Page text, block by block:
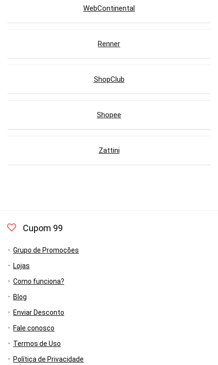
WebContinental
Renner
ShopClub
Shopee
Zattini
Cupom 99
Grupo de Promoções
Lojas
Como funciona?
Blog
Enviar Desconto
Fale conosco
Termos de Uso
Política de Privacidade